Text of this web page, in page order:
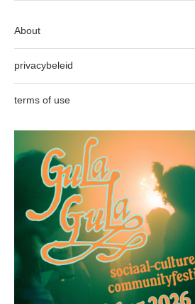
About
privacybeleid
terms of use